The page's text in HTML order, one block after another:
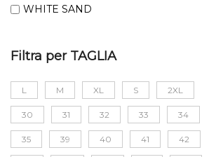
WHITE SAND
Filtra per TAGLIA
L M XL S 2XL
30 31 32 33 34
35 39 40 41 42